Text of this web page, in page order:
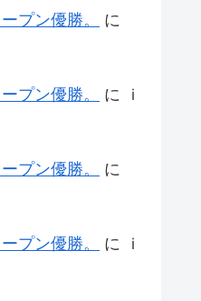
プン優勝。
に
プン優勝。 に
ｉ
プン優勝。
に
プン優勝。 に
ｉ